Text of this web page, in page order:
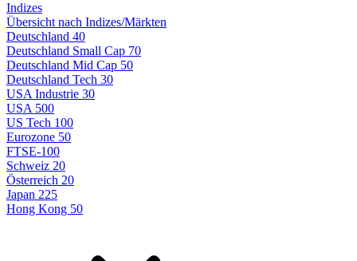
Indizes
Übersicht nach Indizes/Märkten
Deutschland 40
Deutschland Small Cap 70
Deutschland Mid Cap 50
Deutschland Tech 30
USA Industrie 30
USA 500
US Tech 100
Eurozone 50
FTSE-100
Schweiz 20
Österreich 20
Japan 225
Hong Kong 50